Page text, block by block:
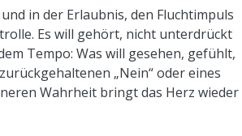
in der Erlaubnis, den Fluchtimpuls
Es will gehört, nicht unterdrückt
Tempo: Was will gesehen, gefühlt,
„Nein“ oder eines
Wahrheit bringt das Herz wieder